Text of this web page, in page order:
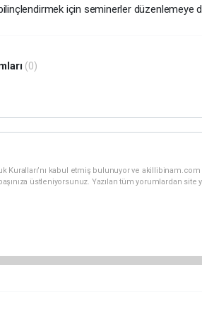
için seminerler düzenlemeye
(0)
Kuralları’nı kabul etmiş bulunuyor ve
üstleniyorsunuz. Yazılan tüm yorumlardan